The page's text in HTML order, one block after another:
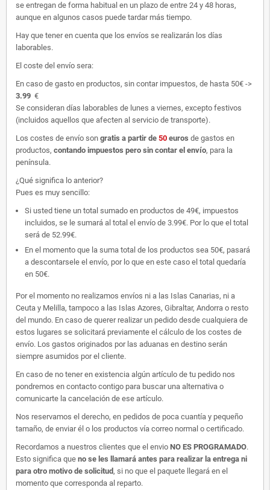
se entregan de forma habitual en un plazo de entre 24 y 48 horas,
aunque en algunos casos puede tardar más tiempo.
Hay que tener en cuenta que los envíos se realizarán los días
laborables.
El coste del envío sera:
En caso de gasto en productos, sin contar impuestos, de hasta 50€ ->
3.99 €
Se consideran días laborables de lunes a viernes, excepto festivos
(incluidos aquellos que afecten al servicio de transporte).
Los costes de envío son gratis a partir de 50 euros de gastos en
productos, contando impuestos pero sin contar el envío, para la
península.
¿Qué significa lo anterior?
Pues es muy sencillo:
Si usted tiene un total sumado en productos de 49€, impuestos
incluidos, se le sumará al total el envío de 3.99€. Por lo que el total
será de 52.99€.
En el momento que la suma total de los productos sea 50€, pasará
a descontarsele el envío, por lo que en este caso el total quedaría
en 50€.
Por el momento no realizamos envíos ni a las Islas Canarias, ni a
Ceuta y Melilla, tampoco a las Islas Azores, Gibraltar, Andorra o resto
del mundo. En caso de querer realizar un pedido desde cualquiera de
estos lugares se solicitará previamente el cálculo de los costes de
envío. Los gastos originados por las aduanas en destino serán
siempre asumidos por el cliente.
En caso de no tener en existencia algún artículo de tu pedido nos
pondremos en contacto contigo para buscar una alternativa o
comunicarte la cancelación de ese artículo.
Nos reservamos el derecho, en pedidos de poca cuantía y pequeño
tamaño, de enviar él o los productos vía correo normal o certificado.
Recordamos a nuestros clientes que el envio NO ES PROGRAMADO.
Esto significa que no se les llamará antes para realizar la entrega ni
para otro motivo de solicitud, si no que el paquete llegará en el
momento que corresponda al reparto.